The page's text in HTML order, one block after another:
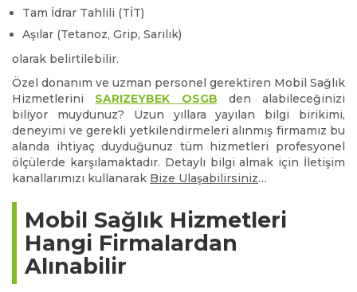
Tam İdrar Tahlili (TİT)
Aşılar (Tetanoz, Grip, Sarılık)
olarak belirtilebilir.
Özel donanım ve uzman personel gerektiren Mobil Sağlık
Hizmetlerini SARIZEYBEK OSGB den alabileceğinizi
biliyor muydunuz? Uzun yıllara yayılan bilgi birikimi,
deneyimi ve gerekli yetkilendirmeleri alınmış firmamız bu
alanda ihtiyaç duyduğunuz tüm hizmetleri profesyonel
ölçülerde karşılamaktadır. Detaylı bilgi almak için İletişim
kanallarımızı kullanarak Bize Ulaşabilirsiniz…
Mobil Sağlık Hizmetleri
Hangi Firmalardan
Alınabilir